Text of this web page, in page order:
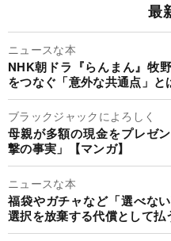
最
ニュースな本
NHK朝ドラ『らんまん』牧
をつなぐ「意外な共通点」と
ブラックジャックによろしく
母親が多額の現金をプレゼ
撃の事実」【マンガ】
ニュースな本
福袋やガチャなど「選べな
選択を放棄する代償として払